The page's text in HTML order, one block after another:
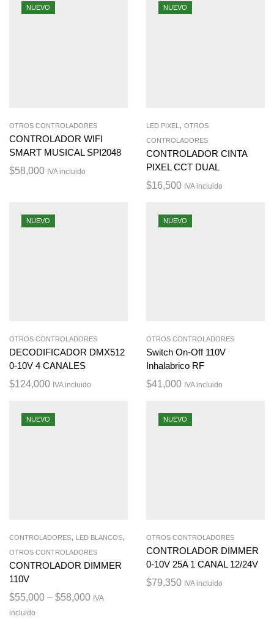
NUEVO
OTROS CONTROLADORES
CONTROLADOR WIFI
SMART MUSICAL SPI2048
$58,000 IVA incluido
NUEVO
LED PIXEL , OTROS
CONTROLADORES
CONTROLADOR CINTA
PIXEL CCT DUAL
$16,500 IVA incluido
NUEVO
OTROS CONTROLADORES
DECODIFICADOR DMX512
0-10V 4 CANALES
$124,000 IVA incluido
NUEVO
OTROS CONTROLADORES
Switch On-Off 110V
Inhalabrico RF
$41,000 IVA incluido
NUEVO
CONTROLADORES, LED BLANCOS,
OTROS CONTROLADORES
CONTROLADOR DIMMER
110V
$55,000 – $58,000 IVA
incluido
NUEVO
OTROS CONTROLADORES
CONTROLADOR DIMMER
0-10V 25A 1 CANAL 12/24V
$79,350 IVA incluido